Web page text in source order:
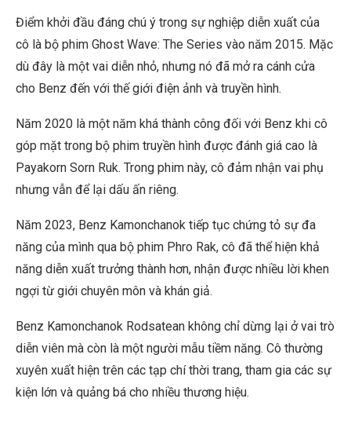
Điểm khởi đầu đáng chú ý trong sự nghiệp diễn xuất của
cô là bộ phim Ghost Wave: The Series vào năm 2015. Mặc
dù đây là một vai diễn nhỏ, nhưng nó đã mở ra cánh cửa
cho Benz đến với thế giới điện ảnh và truyền hình.
Năm 2020 là một năm khá thành công đối với Benz khi cô
góp mặt trong bộ phim truyền hình được đánh giá cao là
Payakorn Sorn Ruk. Trong phim này, cô đảm nhận vai phụ
nhưng vẫn để lại dấu ấn riêng.
Năm 2023, Benz Kamonchanok tiếp tục chứng tỏ sự đa
năng của mình qua bộ phim Phro Rak, cô đã thể hiện khả
năng diễn xuất trưởng thành hơn, nhận được nhiều lời khen
ngợi từ giới chuyên môn và khán giả.
Benz Kamonchanok Rodsatean không chỉ dừng lại ở vai trò
diễn viên mà còn là một người mẫu tiềm năng. Cô thường
xuyên xuất hiện trên các tạp chí thời trang, tham gia các sự
kiện lớn và quảng bá cho nhiều thương hiệu.